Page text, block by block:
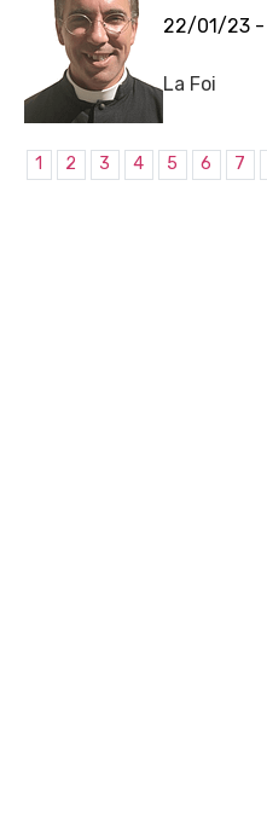
22/01/23 -
La Foi
1 2 3 4 5 6 7